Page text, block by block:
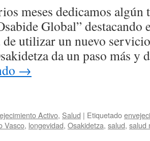
meses dedicamos
Global” destacando
utilizar un nuevo
da un paso más y
→
Activo, Salud | Etiquetado
Vasco, longevidad, Osakidetza, salud, salud